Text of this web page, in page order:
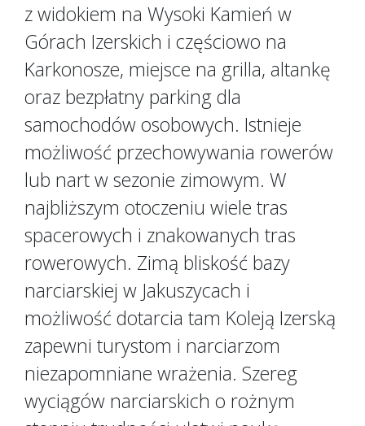
z widokiem na Wysoki Kamień w
Górach Izerskich i częściowo na
Karkonosze, miejsce na grilla, altankę
oraz bezpłatny parking dla
samochodów osobowych. Istnieje
możliwość przechowywania rowerów
lub nart w sezonie zimowym. W
najbliższym otoczeniu wiele tras
spacerowych i znakowanych tras
rowerowych. Zimą bliskość bazy
narciarskiej w Jakuszycach i
możliwość dotarcia tam Koleją Izerską
zapewni turystom i narciarzom
niezapomniane wrażenia. Szereg
wyciągów narciarskich o rożnym